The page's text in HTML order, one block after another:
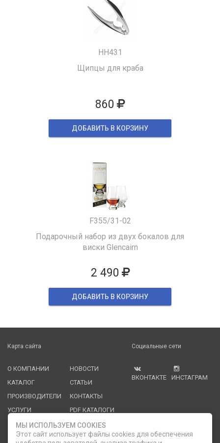
HH431
Щипцы для краба
860
ДОБАВИТЬ В КОРЗИНУ
F355/31-02
Подарочный набор из двух бокалов для
виски Glencairn
2 490
ДОБАВИТЬ В КОРЗИНУ
Карта сайта
О КОМПАНИИ
КАТАЛОГ
ПРОИЗВОДИТЕЛИ
УСЛУГИ
НОВОСТИ
СТАТЬИ
КОНТАКТЫ
PDF КАТАЛОГИ
ОПЛАТА И
ДОСТАВКА
Социальные сети
ВКОНТАКТЕ ИНСТАГРАМ
МЫ ИСПОЛЬЗУЕМ COOKIES
Этот сайт использует файлы cookies для обеспечения